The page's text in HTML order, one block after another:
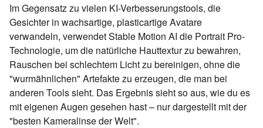
Im Gegensatz zu vielen KI-Verbesserungstools, die
Gesichter in wachsartige, plasticartige Avatare
verwandeln, verwendet Stable Motion AI die Portrait Pro-
Technologie, um die natürliche Hauttextur zu bewahren,
Rauschen bei schlechtem Licht zu bereinigen, ohne die
"wurmähnlichen" Artefakte zu erzeugen, die man bei
anderen Tools sieht. Das Ergebnis sieht so aus, wie du es
mit eigenen Augen gesehen hast – nur dargestellt mit der
"besten Kameralinse der Welt".